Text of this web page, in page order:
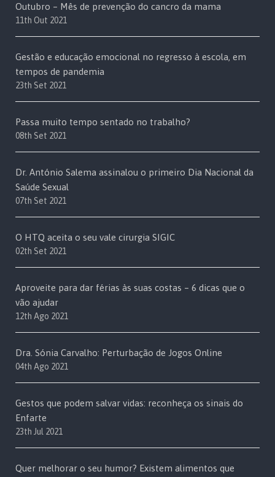
Outubro – Mês de prevenção do cancro da mama
11th Out 2021
Gestão e educação emocional no regresso à escola, em
tempos de pandemia
23th Set 2021
Passa muito tempo sentado no trabalho?
08th Set 2021
Dr. António Salema assinalou o primeiro Dia Nacional da
Saúde Sexual
07th Set 2021
O HTQ aceita o seu vale cirurgia SIGIC
02th Set 2021
Aproveite para dar férias às suas costas – 6 dicas que o
vão ajudar
12th Ago 2021
Dra. Sónia Carvalho: Perturbação de Jogos Online
04th Ago 2021
Gestos que podem salvar vidas: reconheça os sinais do
Enfarte
23th Jul 2021
Quer melhorar o seu humor? Existem alimentos que